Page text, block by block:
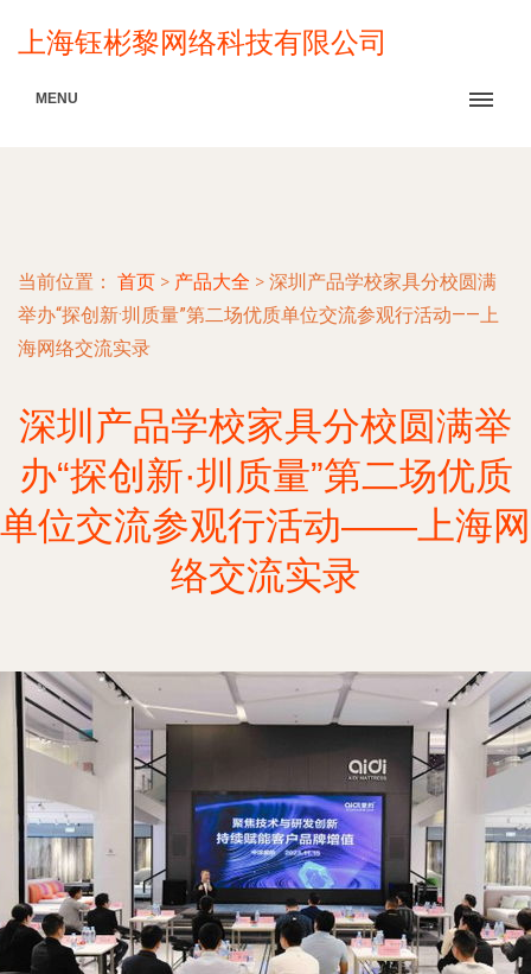
上海钰彬黎网络科技有限公司
MENU
当前位置： 首页 > 产品大全 > 深圳产品学校家具分校圆满
举办“探创新·圳质量”第二场优质单位交流参观行活动——上
海网络交流实录
深圳产品学校家具分校圆满举
办“探创新·圳质量”第二场优质
单位交流参观行活动——上海网
络交流实录